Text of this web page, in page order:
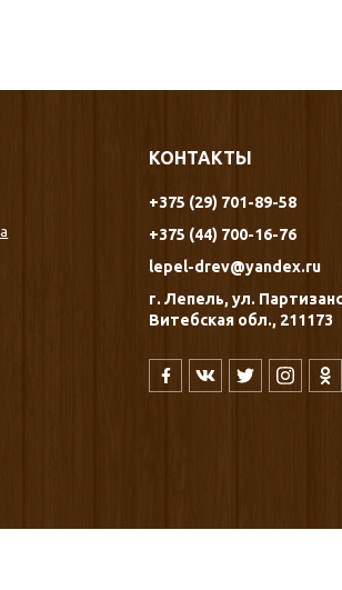
КОНТАКТЫ
+375 (29) 701-89-58
+375 (44) 700-16-76
lepel-drev@yandex.ru
г. Лепель, ул.
Витебская обл., 211173